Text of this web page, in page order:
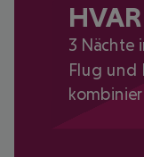
HVAR
3 Nächte
Flug und